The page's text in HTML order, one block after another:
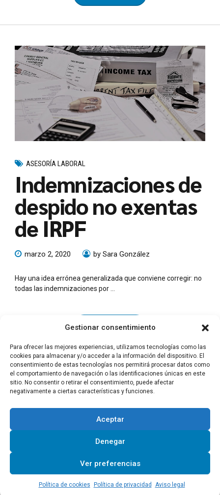
Gestionar consentimiento
Para ofrecer las mejores experiencias, utilizamos tecnologías como las
cookies para almacenar y/o acceder a la información del dispositivo. El
consentimiento de estas tecnologías nos permitirá procesar datos como
el comportamiento de navegación o las identificaciones únicas en este
sitio. No consentir o retirar el consentimiento, puede afectar
negativamente a ciertas características y funciones.
Aceptar
Denegar
Ver preferencias
Política de cookies Política de privacidad Aviso legal
ASESORÍA LABORAL
Indemnizaciones de
despido no exentas
de IRPF
marzo 2, 2020 by Sara González
Hay una idea errónea generalizada que conviene corregir: no
todas las indemnizaciones por ...
Continue reading
Newer Posts Older Posts
Gestión integral administración de personal
Política de cookies